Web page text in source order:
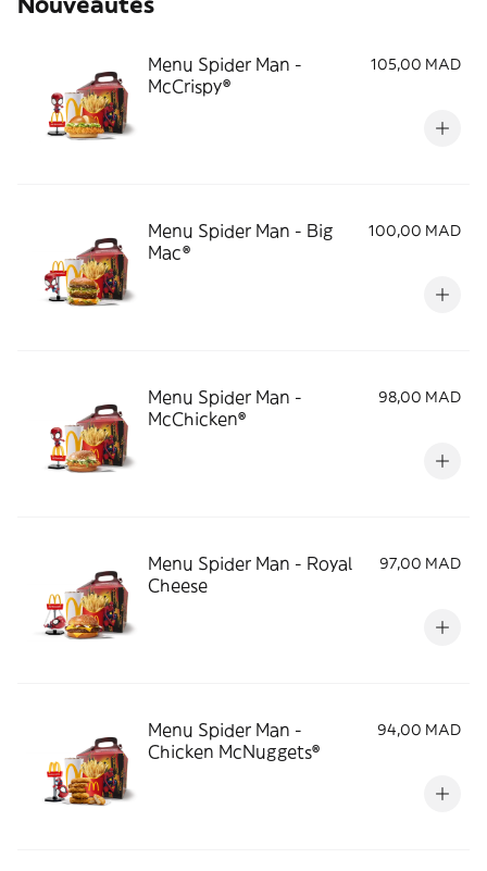
Menu Spider Man -
McCrispy®
105,00 MAD
Menu Spider Man - Big
Mac®
100,00 MAD
Menu Spider Man -
McChicken®
98,00 MAD
Menu Spider Man - Royal
Cheese
97,00 MAD
Menu Spider Man -
Chicken McNuggets®
94,00 MAD